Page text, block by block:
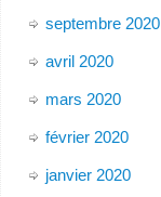
septembre 2020
avril 2020
mars 2020
février 2020
janvier 2020